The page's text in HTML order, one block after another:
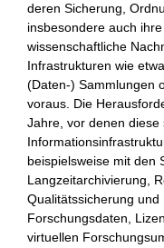
deren Sicherung,
insbesondere auch
wissenschaftliche
Infrastrukturen wie
(Daten-) Sammlungen
voraus. Die
Jahre, vor denen diese
beispielsweise mit den
Langzeitarchivierung,
Qualitätssicherung und
Forschungsdaten,
virtuellen